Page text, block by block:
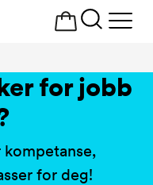
Åpne
for jobb
for deg!